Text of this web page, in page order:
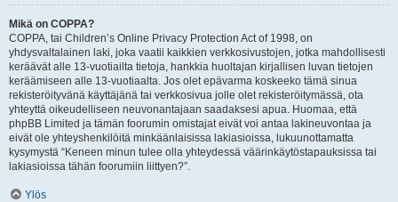
Mikä on COPPA?
COPPA, tai Children’s Online Privacy Protection Act of 1998, on
yhdysvaltalainen laki, joka vaatii kaikkien verkkosivustojen, jotka mahdollisesti
keräävät alle 13-vuotiailta tietoja, hankkia huoltajan kirjallisen luvan tietojen
keräämiseen alle 13-vuotiaalta. Jos olet epävarma koskeeko tämä sinua
rekisteröityvänä käyttäjänä tai verkkosivua jolle olet rekisteröitymässä, ota
yhteyttä oikeudelliseen neuvonantajaan saadaksesi apua. Huomaa, että
phpBB Limited ja tämän foorumin omistajat eivät voi antaa lakineuvontaa ja
eivät ole yhteyshenkilöitä minkäänlaisissa lakiasioissa, lukuunottamatta
kysymystä “Keneen minun tulee olla yhteydessä väärinkäytöstapauksissa tai
lakiasioissa tähän foorumiin liittyen?”.
Ylös